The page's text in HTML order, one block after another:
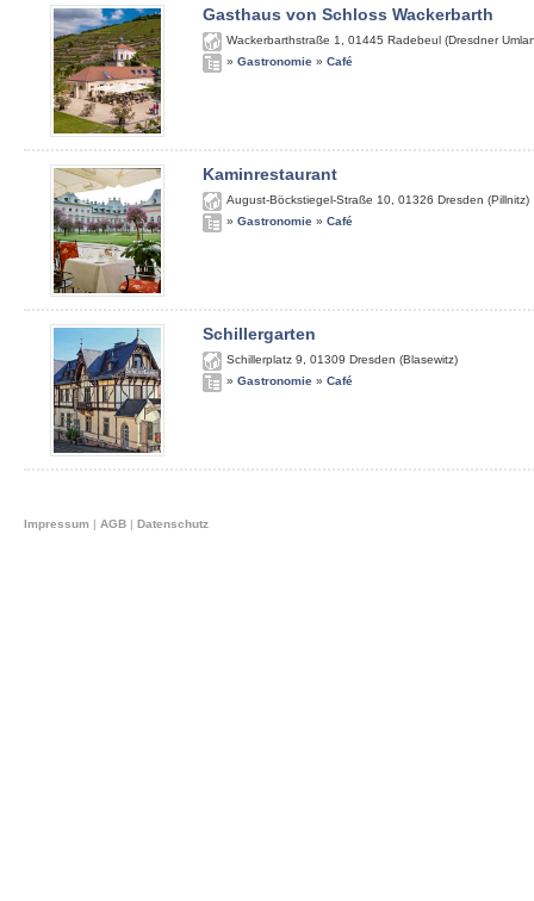
Gasthaus von Schloss Wackerbarth
Wackerbarthstraße 1 01445 Radebeul (Dresdner
» Gastronomie » Café
Kaminrestaurant
August-Böckstiegel-Straße 10 01326 Dresden (Pillnitz)
» Gastronomie » Café
Schillergarten
Schillerplatz 9 01309 Dresden (Blasewitz)
» Gastronomie » Café
Impressum | AGB | Datenschutz